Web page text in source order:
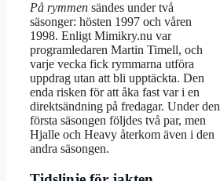
På rymmen sändes under två
säsonger: hösten 1997 och våren
1998. Enligt Mimikry.nu var
programledaren Martin Timell, och
varje vecka fick rymmarna utföra
uppdrag utan att bli upptäckta. Den
enda risken för att åka fast var i en
direktsändning på fredagar. Under den
första säsongen följdes två par, men
Hjalle och Heavy återkom även i den
andra säsongen.